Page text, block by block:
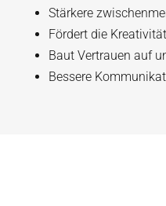
Stärkere
Fördert die Kreativität
Baut Vertrauen auf
Bessere